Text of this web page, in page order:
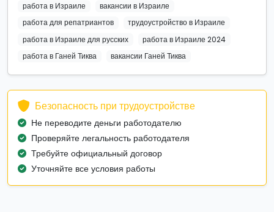
работа в Израиле
вакансии в Израиле
работа для репатриантов
трудоустройство в Израиле
работа в Израиле для русских
работа в Израиле 2024
работа в Ганей Тиква
вакансии Ганей Тиква
Безопасность при трудоустройстве
Не переводите деньги работодателю
Проверяйте легальность работодателя
Требуйте официальный договор
Уточняйте все условия работы